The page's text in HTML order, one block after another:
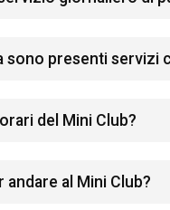
sono presenti servizi
del Mini Club?
andare al Mini Club?